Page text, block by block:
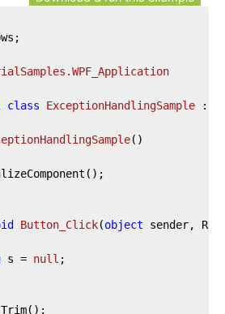
class ExceptionHandlingSample :
( )
Button_Click(object sender,
s = null ;